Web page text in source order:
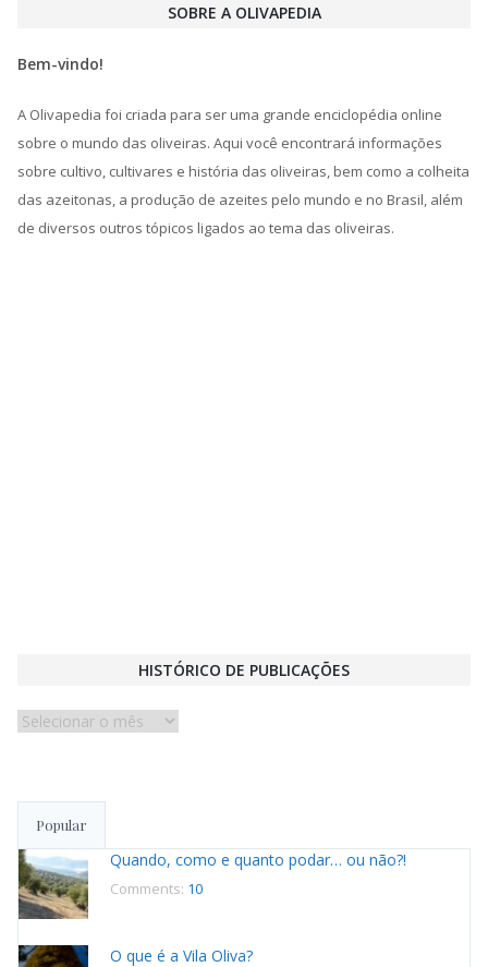
SOBRE A OLIVAPEDIA
Bem-vindo!
A Olivapedia foi criada para ser uma grande enciclopédia online
sobre o mundo das oliveiras. Aqui você encontrará informações
sobre cultivo, cultivares e história das oliveiras, bem como a colheita
das azeitonas, a produção de azeites pelo mundo e no Brasil, além
de diversos outros tópicos ligados ao tema das oliveiras.
HISTÓRICO DE PUBLICAÇÕES
Histórico
Popular
Quando, como e quanto podar… ou não?!
Comments: 10
O que é a Vila Oliva?